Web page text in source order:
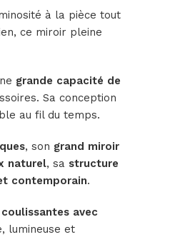
à la pièce tout
ce miroir pleine
grande capacité de
Sa conception
au fil du temps.
, son grand miroir
naturel, sa structure
contemporain.
avec
lumineuse et